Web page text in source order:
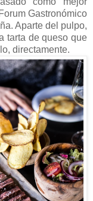
Gastronómico
Aparte del pulpo,
tarta de queso que
directamente.